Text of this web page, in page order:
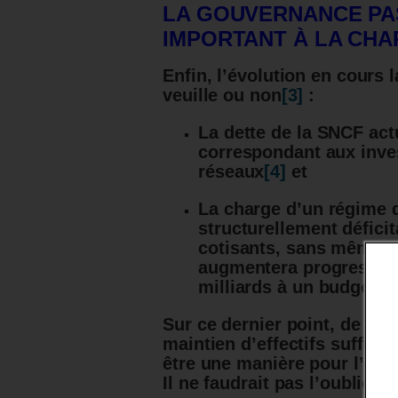
LA GOUVERNANCE
IMPORTANT À LA
Enfin, l’évolution en cours
veuille ou non [3] :
La dette de la SNCF
correspondant aux
réseaux [4] et
La charge d’un régime
structurellement
cotisants, sans même
augmentera
milliards à un budget
Sur ce dernier point, de
maintien d’effectifs
être une manière pour
Il ne faudrait pas l’oublier.